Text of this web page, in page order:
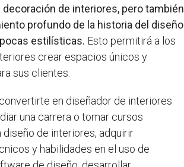
de interiores, pero también
profundo de la historia del diseño
estilísticas. Esto permitirá a los
crear espacios únicos y
sus clientes.
en diseñador de interiores
una carrera o tomar cursos
de interiores, adquirir
y habilidades en el uso de